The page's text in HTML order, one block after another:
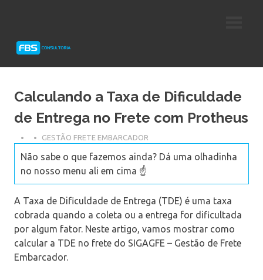
Protheus
Calculando a Taxa de Dificuldade
de Entrega no Frete com Protheus
GESTÃO FRETE EMBARCADOR
Não sabe o que fazemos ainda? Dá uma olhadinha
no nosso menu ali em cima ☝️
A Taxa de Dificuldade de Entrega (TDE) é uma taxa
cobrada quando a coleta ou a entrega for dificultada
por algum fator. Neste artigo, vamos mostrar como
calcular a TDE no frete do SIGAGFE – Gestão de Frete
Embarcador.